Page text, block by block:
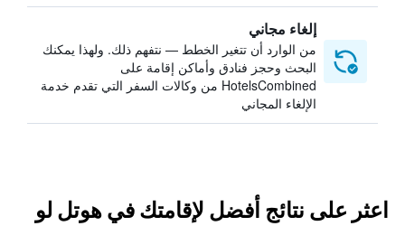
إلغاء مجاني
من الوارد أن تتغير الخطط — نتفهم ذلك. ولهذا يمكنك
البحث وحجز فنادق وأماكن إقامة على
HotelsCombined من وكالات السفر التي تقدم خدمة
الإلغاء المجاني
اعثر على نتائج أفضل لإقامتك في هوتل لو